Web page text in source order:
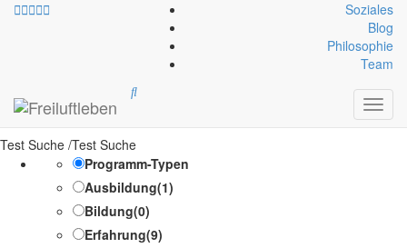
Soziales
Blog
Philosophie
Team
Optionale Ausrüstung:
Test Suche /Test Suche
Programm-Typen
Ausbildung(1)
Bildung(0)
Erfahrung(9)